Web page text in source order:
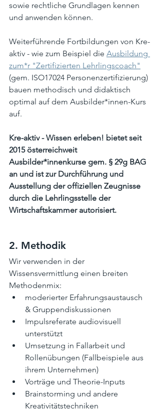
sowie rechtliche Grundlagen kennen
und anwenden können.
Weiterführende Fortbildungen von Kre-
aktiv - wie zum Beispiel die Ausbildung
zum*r "Zertifizierten Lehrlingscoach"
(gem. ISO17024 Personenzertifizierung)
bauen methodisch und didaktisch
optimal auf dem Ausbilder*innen-Kurs
auf.
Kre-aktiv - Wissen erleben! bietet seit
2015 österreichweit
Ausbilder*innenkurse gem. § 29g BAG
an und ist zur Durchführung und
Ausstellung der offiziellen Zeugnisse
durch die Lehrlingsstelle der
Wirtschaftskammer autorisiert.
2. Methodik
Wir verwenden in der
Wissensvermittlung einen breiten
Methodenmix:
moderierter Erfahrungsaustausch
& Gruppendiskussionen
Impulsreferate audiovisuell
unterstützt
Umsetzung in Fallarbeit und
Rollenübungen (Fallbeispiele aus
ihrem Unternehmen)
Vorträge und Theorie-Inputs
Brainstorming und andere
Kreativitätstechniken